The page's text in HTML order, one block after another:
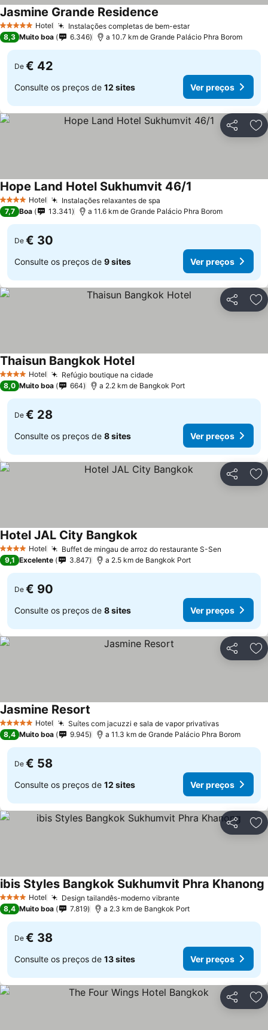
5 Estrelas Hotel Instalações completas de bem-estarVer preços
Jasmine Grande Residence
8,3 Muito boa 6.346 a 10.7 km de Grande Palácio Phra Borom
De € 42
Consulte os preços de 12 sites Ver preços
Partilhar
4 EstrelasHotel Instalações relaxantes de spa
Hope Land Hotel Sukhumvit 46/1
7,7 Boa 13.341 a 11.6 km de Grande Palácio Phra Borom
De € 30
Consulte os preços de 9 sites Ver preços
Partilhar
4 EstrelasHotel Refúgio boutique na cidadeVer preços
Thaisun Bangkok HotelVer preços
8,0 Muito boa 664 a 2.2 km de Bangkok Port
De € 28
Consulte os preços de 8 sites Ver preços
Partilhar
4 EstrelasHotel Buffet de mingau de arroz do restaurante S-Sen
Hotel JAL City BangkokVer preços
9,1 Excelente 3.847 a 2.5 km de Bangkok Port
De € 90
Consulte os preços de 8 sites Ver preços
Partilhar
5 Estrelas Hotel Suítes com jacuzzi e sala de vapor privativasVer preços
Jasmine Resort
8,4 Muito boa 9.945 a 11.3 km de Grande Palácio Phra Borom
De € 58
Consulte os preços de 12 sites Ver preços
Partilhar
4 EstrelasHotel Design tailandês-moderno vibranteVer preços
ibis Styles Bangkok Sukhumvit Phra Khanong
8,4 Muito boa 7.819 a 2.3 km de Bangkok Port
De € 38
Consulte os preços de 13 sites Ver preços
Partilhar